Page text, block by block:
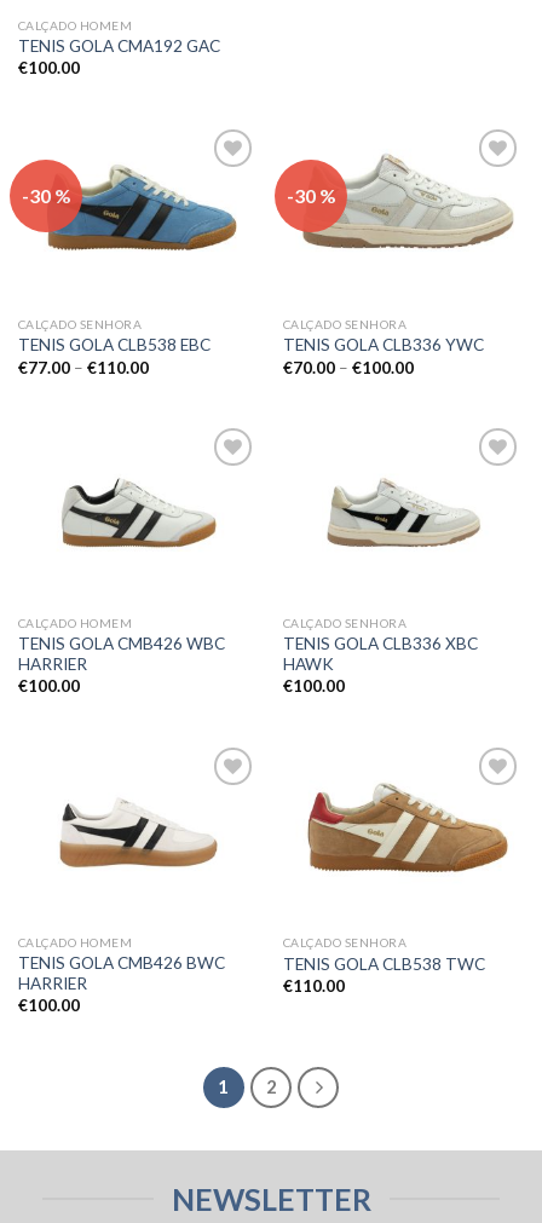
CALÇADO HOMEM
TENIS GOLA CMA192 GAC
€100.00
-30 %
aos meus
desejos
CALÇADO SENHORA
TENIS GOLA CLB538 EBC
€77.00– €110.00
-30 %
aos meus
desejos
CALÇADO SENHORA
TENIS GOLA CLB336 YWC
€70.00– €100.00
desejos
CALÇADO HOMEM
TENIS GOLA CMB426 WBC
HARRIER
€100.00
desejos
CALÇADO SENHORA
TENIS GOLA CLB336 XBC
HAWK
€100.00
desejos
CALÇADO HOMEM
TENIS GOLA CMB426 BWC
HARRIER
€100.00
aos meus
desejos
CALÇADO SENHORA
TENIS GOLA CLB538 TWC
€110.00
1 2
NEWSLETTER